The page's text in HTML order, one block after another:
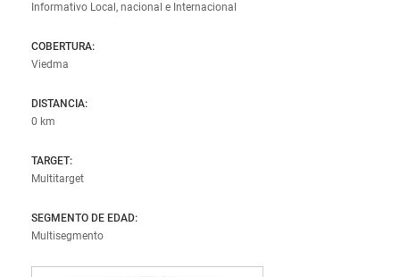
Neuquén
Río Negro
Tierra del Fuego
Informativo Local, nacional e Internacional
COBERTURA:
Viedma
DISTANCIA:
0 km
TARGET:
Multitarget
SEGMENTO DE EDAD:
Multisegmento